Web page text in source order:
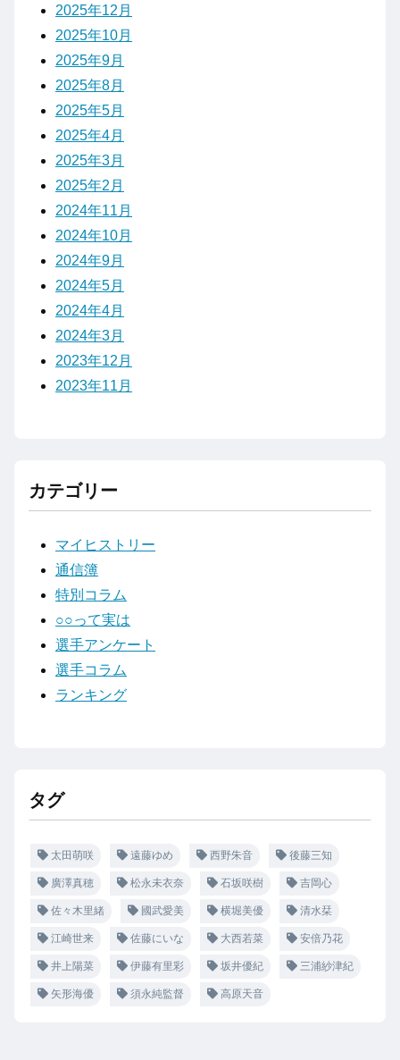
2025年12月
2025年10月
2025年9月
2025年8月
2025年5月
2025年4月
2025年3月
2025年2月
2024年11月
2024年10月
2024年9月
2024年5月
2024年4月
2024年3月
2023年12月
2023年11月
カテゴリー
マイヒストリー
通信簿
特別コラム
○○って実は
選手アンケート
選手コラム
ランキング
タグ
太田萌咲 遠藤ゆめ 西野朱音 後藤三知
廣澤真穂 松永未衣奈 石坂咲樹 吉岡心
佐々木里緒 國武愛美 横堀美優 清水栞
江崎世来 佐藤にいな 大西若菜 安倍乃花
井上陽菜 伊藤有里彩 坂井優紀 三浦紗津紀
矢形海優 須永純監督 高原天音